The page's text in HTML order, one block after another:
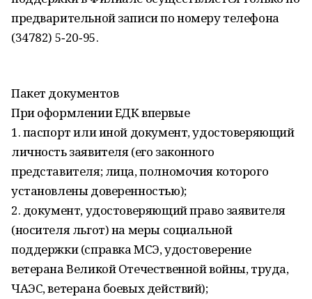
предварительной записи по номеру телефона
(34782) 5‑20‑95.
Пакет документов
При оформлении ЕДК впервые
1. паспорт или иной документ, удостоверяющий
личность заявителя (его законного
представителя; лица, полномочия которого
установлены доверенностью);
2. документ, удостоверяющий право заявителя
(носителя льгот) на меры социальной
поддержки (справка МСЭ, удостоверение
ветерана Великой Отечественной войны, труда,
ЧАЭС, ветерана боевых действий);